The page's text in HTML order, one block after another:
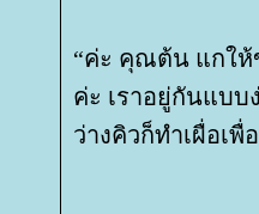
“ค่ะ คุณต้น แกให้
ค่ะ เราอยู่กันแบบ
ว่างคิวก็ทำเผื่อเ